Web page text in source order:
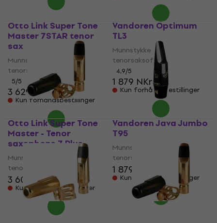
Otto Link Super Tone
Master 7STAR tenor
sax
Munnstykke for
tenorsaksofon
5/5
3 629 NKr
Kun forhåndsbestillinger
Vandoren Optimum
TL3
Munnstykke for
tenorsaksofon
4,9/5
1 879 NKr
Kun forhåndsbestillinger
Otto Link Super Tone
Master - Tenor
saxophone 7 Plus
Munnstykke for
tenorsaksofon
3 609 NKr
Kun forhåndsbestillinger
Vandoren Java Jumbo
T95
Munnstykke for
tenorsaksofon
1 879 NKr
Kun forhåndsbestillinger